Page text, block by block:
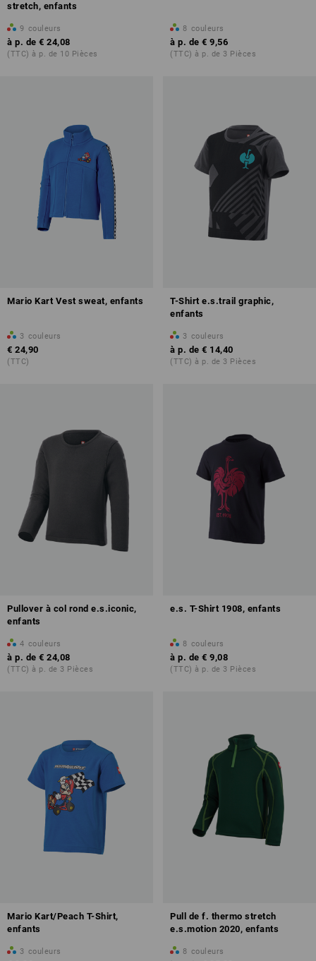
stretch, enfants
9 couleurs
à p. de € 24,08
(TTC) à p. de 10 Pièces
8 couleurs
à p. de € 9,56
(TTC) à p. de 3 Pièces
Mario Kart Vest sweat, enfants
3 couleurs
€ 24,90
(TTC)
T-Shirt e.s.trail graphic,
enfants
3 couleurs
à p. de € 14,40
(TTC) à p. de 3 Pièces
Pullover à col rond e.s.iconic,
enfants
4 couleurs
à p. de € 24,08
(TTC) à p. de 3 Pièces
e.s. T-Shirt 1908, enfants
8 couleurs
à p. de € 9,08
(TTC) à p. de 3 Pièces
Mario Kart/Peach T-Shirt,
enfants
3 couleurs
Pull de f. thermo stretch
e.s.motion 2020, enfants
8 couleurs